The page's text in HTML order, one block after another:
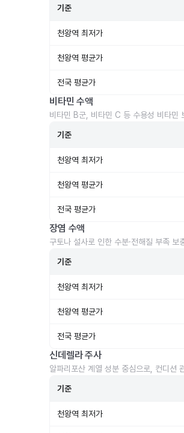
기준
천왕역 최저가
천왕역 평균가
전국 평균가
비타민 수액
비타민 B군, 비타민 C 등 수용성 비타민
기준
천왕역 최저가
천왕역 평균가
전국 평균가
장염 수액
구토나 설사로 인한 수분·전해질 부족 보
기준
천왕역 최저가
천왕역 평균가
전국 평균가
신데렐라 주사
알파리포산 계열 성분 중심으로, 컨디션
기준
천왕역 최저가